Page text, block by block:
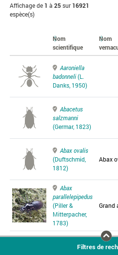
Affichage de 1 à 25sur 16921
espèce(s)
Nom
scientifique
Nom
Aaroniella
badonneli(L.
Danks, 1950)
Abacetus
salzmanni
(Germar, 1823)
Abax ovalis
(Duftschmid,
1812)
Abax
Abax
parallelepipedus
(Piller &
Mitterpacher,
1783)
Grand
Abax
Abax
Filtres de